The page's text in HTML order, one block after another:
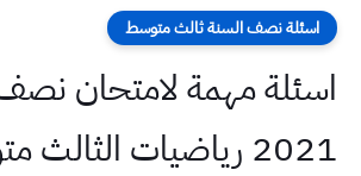
اسئلة نصف السنة ثالث متوسط
اسئلة مهمة لامتحان
2021 رياضيات